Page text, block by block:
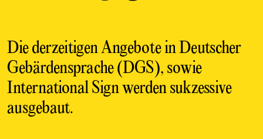
Die derzeitigen Angebote in Deutscher
Gebärdensprache (DGS), sowie
International Sign werden sukzessive
ausgebaut.